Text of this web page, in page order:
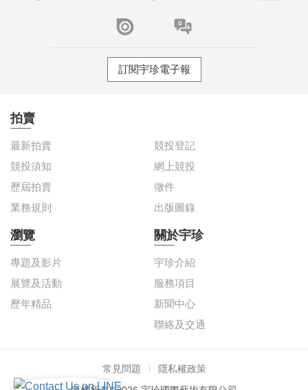
訂閱宇珍電子報
拍賣
最新拍賣
競投登記
競投須知
網上競投
歷屆拍賣
徵件
業務規則
出版圖錄
瀏覽
專題及影片
展覽及活動
歷年精品
關於宇珍
宇珍介紹
服務項目
新聞中心
聯絡及交通
常見問題
隱私權政策